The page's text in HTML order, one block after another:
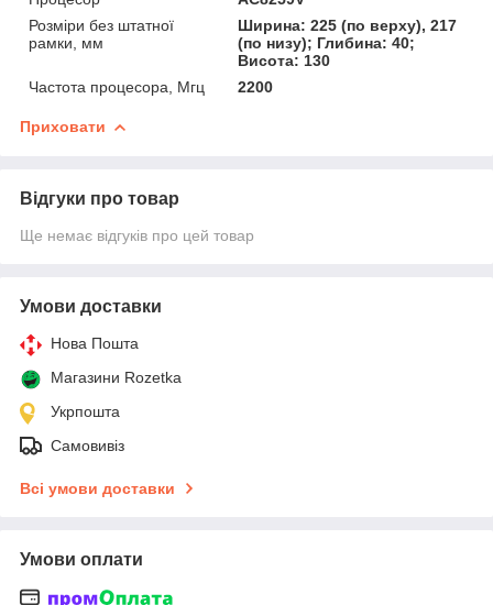
Розміри без штатної
рамки, мм
Ширина: 225 (по верху), 217
(по низу); Глибина: 40;
Висота: 130
Частота процесора, Мгц
2200
Приховати
Відгуки про товар
Ще немає відгуків про цей товар
Умови доставки
Нова Пошта
Магазини Rozetka
Укрпошта
Самовивіз
Всі умови доставки
Умови оплати